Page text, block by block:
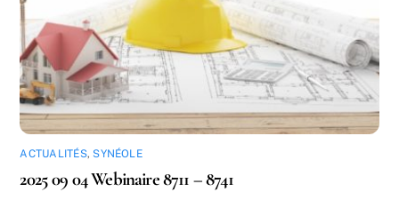
ACTUALITÉS, SYNÉOLE
2025 09 04 Webinaire 8711 – 8741